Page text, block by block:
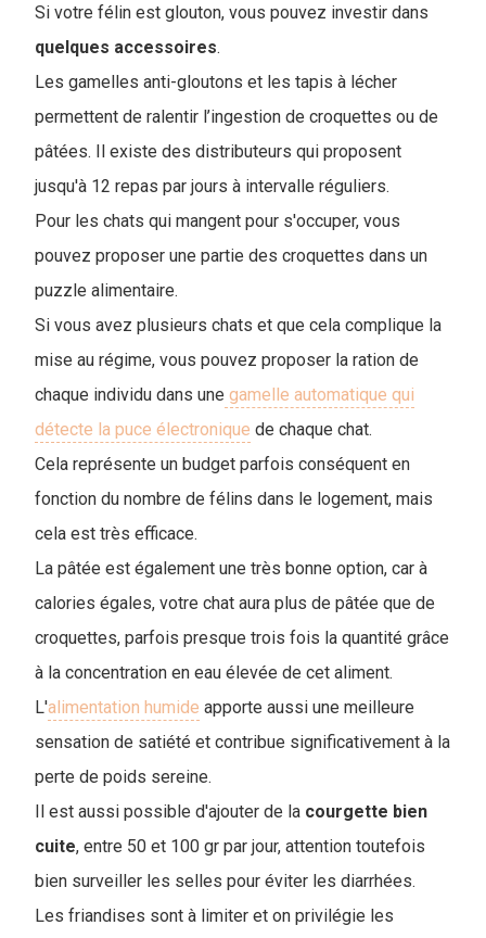
Si votre félin est glouton, vous pouvez investir dans
quelques accessoires.
Les gamelles anti-gloutons et les tapis à lécher
permettent de ralentir l’ingestion de croquettes ou de
pâtées. Il existe des distributeurs qui proposent
jusqu'à 12 repas par jours à intervalle réguliers.
Pour les chats qui mangent pour s'occuper, vous
pouvez proposer une partie des croquettes dans un
puzzle alimentaire.
Si vous avez plusieurs chats et que cela complique la
mise au régime, vous pouvez proposer la ration de
chaque individu dans une gamelle automatique qui
détecte la puce électronique de chaque chat.
Cela représente un budget parfois conséquent en
fonction du nombre de félins dans le logement, mais
cela est très efficace.
La pâtée est également une très bonne option, car à
calories égales, votre chat aura plus de pâtée que de
croquettes, parfois presque trois fois la quantité grâce
à la concentration en eau élevée de cet aliment.
L'alimentation humide apporte aussi une meilleure
sensation de satiété et contribue significativement à la
perte de poids sereine.
Il est aussi possible d'ajouter de la courgette bien
cuite, entre 50 et 100 gr par jour, attention toutefois
bien surveiller les selles pour éviter les diarrhées.
Les friandises sont à limiter et on privilégie les